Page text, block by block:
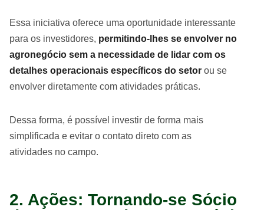
Essa iniciativa oferece uma oportunidade interessante
para os investidores, permitindo-lhes se envolver no
agronegócio sem a necessidade de lidar com os
detalhes operacionais específicos do setor ou se
envolver diretamente com atividades práticas.
Dessa forma, é possível investir de forma mais
simplificada e evitar o contato direto com as
atividades no campo.
2. Ações: Tornando-se Sócio